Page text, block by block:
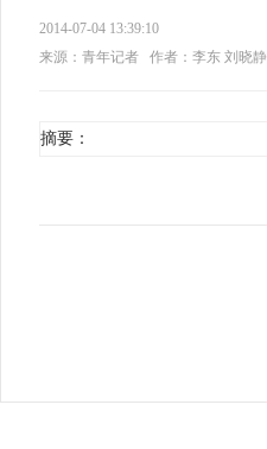
2014-07-04 13:39:10
来源：青年记者
作者：李东 刘晓静
摘要：